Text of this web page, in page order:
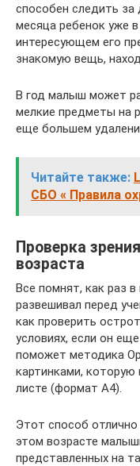
способен следить
месяца ребенок уже
интересующем его
знакомую вещь,
В год малыш может
мелкие предметы на
еще большем
Читайте также:
СБО « Правила
Проверка
возраста
Все помнят, как раз
развешивал перед
как проверить
условиях, если он
поможет методика
картинками,
листе (формат А4).
Этот способ
этом возрасте
представленных на